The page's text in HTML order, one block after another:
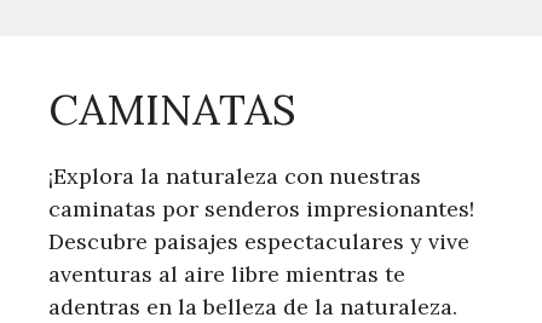
CAMINATAS
¡Explora la naturaleza con nuestras
caminatas por senderos impresionantes!
Descubre paisajes espectaculares y vive
aventuras al aire libre mientras te
adentras en la belleza de la naturaleza.